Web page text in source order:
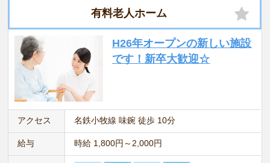
有料老人ホーム
H26年オープンの新しい施設
です！新卒大歓迎☆
アクセス 名鉄小牧線 味鋺 徒歩 10分
給与 時給 1,800円～2,000円